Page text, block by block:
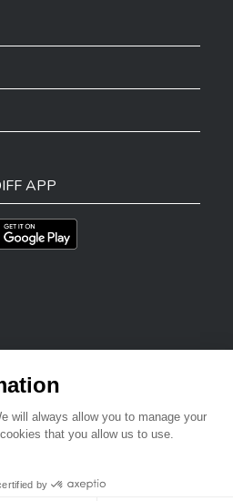
APP
Storel'app sur Play Store
. City of Differdange
comment puis-je vous aider ?